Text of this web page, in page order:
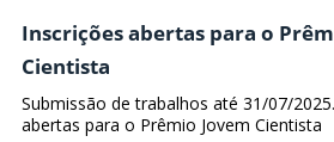
Inscrições abertas para o
Cientista
Submissão de trabalhos até 31/07/
abertas para o Prêmio Jovem Cientista